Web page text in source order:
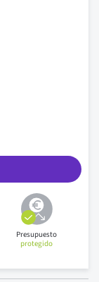
Presupuesto
protegido